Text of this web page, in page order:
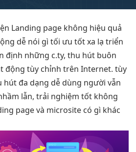
Landing page không hiệu quả
dễ nói gì tối ưu tốtxa lạ triển
định những c.ty, thu hút buôn
động tùy chỉnh trên Internet. tùy
hút đa dạng dễ dùng người vẫn
lẫn, trải nghiệm tốt không
page và microsite có gì khác